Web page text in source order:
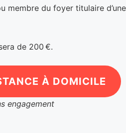
du foyer titulaire
de 200 €.
À DOMICILE
engagement